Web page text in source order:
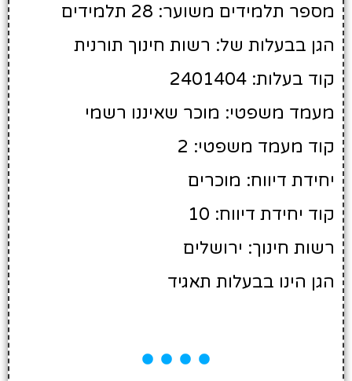
מספר תלמידים משוער: 28 תלמידים
הגן בבעלות של: רשות חינוך תורנית
קוד בעלות: 2401404
מעמד משפטי: מוכר שאיננו רשמי
קוד מעמד משפטי: 2
יחידת דיווח: מוכרים
קוד יחידת דיווח: 10
רשות חינוך: ירושלים
הגן הינו בבעלות תאגיד